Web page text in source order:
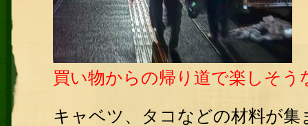
買い物からの帰り道で楽しそう
キャベツ、タコなどの材料が集